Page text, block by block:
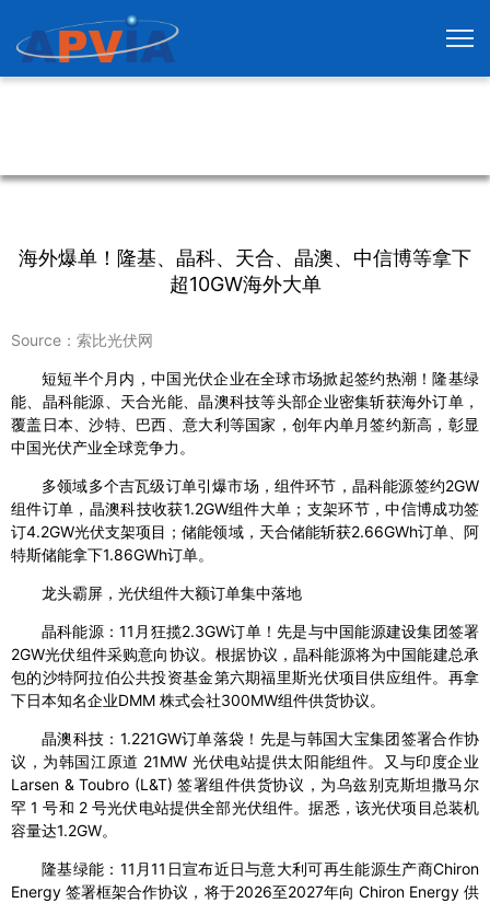
海外爆单！隆基、晶科、天合、晶澳、中信博等拿下
超10GW海外大单
Source：索比光伏网
短短半个月内，中国光伏企业在全球市场掀起签约热潮！隆基绿
能、晶科能源、天合光能、晶澳科技等头部企业密集斩获海外订单，
覆盖日本、沙特、巴西、意大利等国家，创年内单月签约新高，彰显
中国光伏产业全球竞争力。
多领域多个吉瓦级订单引爆市场，组件环节，晶科能源签约2GW
组件订单，晶澳科技收获1.2GW组件大单；支架环节，中信博成功签
订4.2GW光伏支架项目；储能领域，天合储能斩获2.66GWh订单、阿
特斯储能拿下1.86GWh订单。
龙头霸屏，光伏组件大额订单集中落地
晶科能源：11月狂揽2.3GW订单！先是与中国能源建设集团签署
2GW光伏组件采购意向协议。根据协议，晶科能源将为中国能建总承
包的沙特阿拉伯公共投资基金第六期福里斯光伏项目供应组件。再拿
下日本知名企业DMM 株式会社300MW组件供货协议。
晶澳科技：1.221GW订单落袋！先是与韩国大宝集团签署合作协
议，为韩国江原道 21MW 光伏电站提供太阳能组件。又与印度企业
Larsen & Toubro (L&T) 签署组件供货协议，为乌兹别克斯坦撒马尔
罕 1 号和 2 号光伏电站提供全部光伏组件。据悉，该光伏项目总装机
容量达1.2GW。
隆基绿能：11月11日宣布近日与意大利可再生能源生产商Chiron
Energy 签署框架合作协议，将于2026至2027年向 Chiron Energy 供